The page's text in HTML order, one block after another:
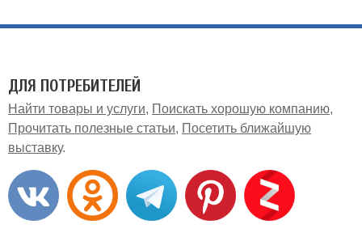
ДЛЯ ПОТРЕБИТЕЛЕЙ
Найти товары и услуги
Поискать хорошую компанию
Прочитать полезные статьи
Посетить ближайшую
выставку